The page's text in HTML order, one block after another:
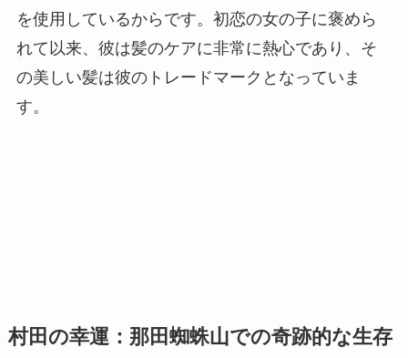
を使用しているからです。初恋の女の子に褒めら
れて以来、彼は髪のケアに非常に熱心であり、そ
の美しい髪は彼のトレードマークとなっていま
す。
村田の幸運：那田蜘蛛山での奇跡的な生存